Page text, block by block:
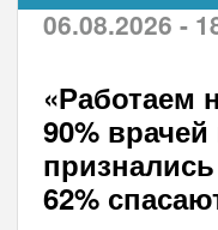
06.08.2026 -
«Работаем
90%
62%